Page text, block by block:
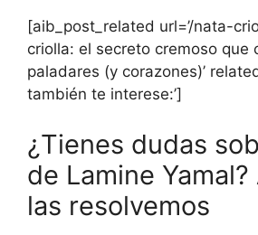
[aib_post_related url=’/nata-
criolla: el secreto cremoso que
paladares (y corazones)’
también te interese:’]
¿Tienes dudas
de Lamine
las resolvemos